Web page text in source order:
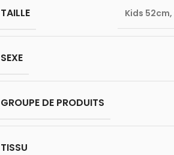
TAILLE Kids 52cm,
SEXE
GROUPE DE PRODUITS
TISSU